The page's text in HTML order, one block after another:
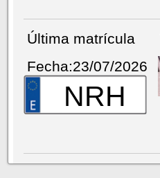
Última matrícula
Fecha:23/07/2026
NRH